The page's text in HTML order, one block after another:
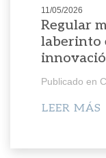
11/05/2026
Regular
laberinto
Publicado en
LEER MÁS